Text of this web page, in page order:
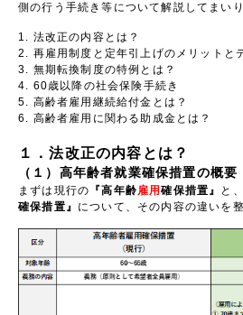
側の行う手続き等について解説してまいり
法改正の内容とは？
再雇用制度と定年引上げのメリットと
無期転換制度の特例とは？
60歳以降の社会保険手続き
高齢者雇用継続給付金とは？
高齢者雇用に関わる助成金とは？
１．法改正の内容とは？
（１）高年齢者就業確保措置の概要
まずは現行の 『高年齢雇用確保措置』 と
確保措置』 について、その内容の違いを